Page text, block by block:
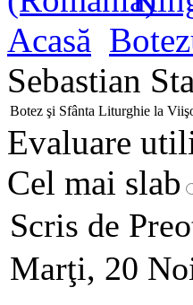
Acasă
Sebastian
Botez şi Sfânta Liturghie la
Evaluare
Cel mai slab
Scris de
Marţi, 20